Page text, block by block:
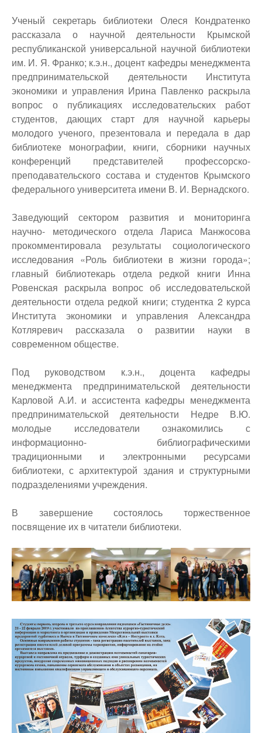
Ученый секретарь библиотеки Олеся Кондратенко
рассказала о научной деятельности Крымской
республиканской универсальной научной библиотеки
им. И. Я. Франко; к.э.н., доцент кафедры менеджмента
предпринимательской деятельности Института
экономики и управления Ирина Павленко раскрыла
вопрос о публикациях исследовательских работ
студентов, дающих старт для научной карьеры
молодого ученого, презентовала и передала в дар
библиотеке монографии, книги, сборники научных
конференций представителей профессорско-
преподавательского состава и студентов Крымского
федерального университета имени В. И. Вернадского.
Заведующий сектором развития и мониторинга
научно- методического отдела Лариса Манжосова
прокомментировала результаты социологического
исследования «Роль библиотеки в жизни города»;
главный библиотекарь отдела редкой книги Инна
Ровенская раскрыла вопрос об исследовательской
деятельности отдела редкой книги; студентка 2 курса
Института экономики и управления Александра
Котляревич рассказала о развитии науки в
современном обществе.
Под руководством к.э.н., доцента кафедры
менеджмента предпринимательской деятельности
Карловой А.И. и ассистента кафедры менеджмента
предпринимательской деятельности Недре В.Ю.
молодые исследователи ознакомились с
информационно- библиографическими
традиционными и электронными ресурсами
библиотеки, с архитектурой здания и структурными
подразделениями учреждения.
В завершение состоялось торжественное
посвящение их в читатели библиотеки.